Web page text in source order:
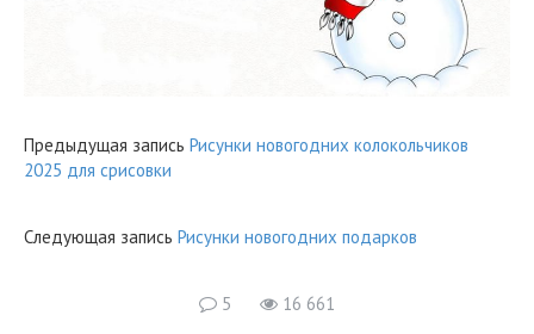
Предыдущая запись Рисунки новогодних колокольчиков
2025 для срисовки
Следующая запись Рисунки новогодних подарков
5 16 661